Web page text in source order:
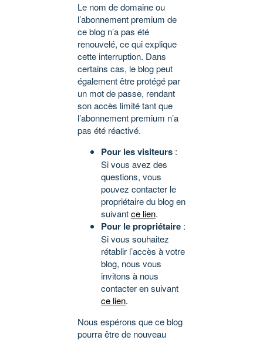
Le nom de domaine ou
l’abonnement premium de
ce blog n’a pas été
renouvelé, ce qui explique
cette interruption. Dans
certains cas, le blog peut
également être protégé par
un mot de passe, rendant
son accès limité tant que
l’abonnement premium n’a
pas été réactivé.
Pour les visiteurs :
Si vous avez des
questions, vous
pouvez contacter le
propriétaire du blog en
suivantce lien.
Pour le propriétaire :
Si vous souhaitez
rétablir l’accès à votre
blog, nous vous
invitons à nous
contacter en suivant
ce lien.
Nous espérons que ce blog
pourra être de nouveau